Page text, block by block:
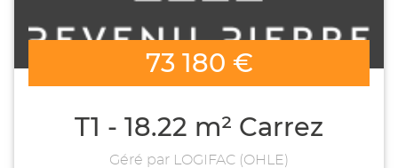
73 180 €
T1 - 18.22 m² Carrez
Géré par LOGIFAC (OHLE)